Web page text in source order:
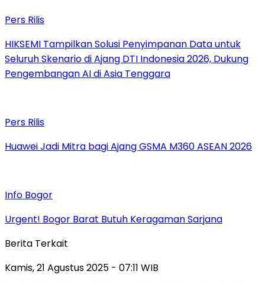
Pers Rilis
HIKSEMI Tampilkan Solusi Penyimpanan Data untuk
Seluruh Skenario di Ajang DTI Indonesia 2026, Dukung
Pengembangan AI di Asia Tenggara
Pers Rilis
Huawei Jadi Mitra bagi Ajang GSMA M360 ASEAN 2026
Info Bogor
Urgent! Bogor Barat Butuh Keragaman Sarjana
Berita Terkait
Kamis, 21 Agustus 2025 - 07:11 WIB